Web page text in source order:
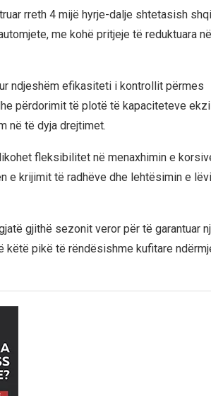
rreth 4 mijë hyrje-dalje shtetasish
me kohë pritjeje të reduktuara në
ndjeshëm efikasiteti i kontrollit përmes
përdorimit të plotë të kapaciteteve
në të dyja drejtimet.
fleksibilitet në menaxhimin e
e krijimit të radhëve dhe lehtësimin e
gjithë sezonit veror për të garantuar
këtë pikë të rëndësishme kufitare